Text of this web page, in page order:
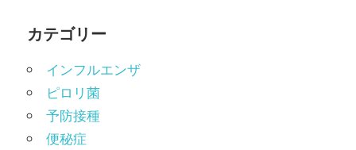
カテゴリー
インフルエンザ
ピロリ菌
予防接種
便秘症